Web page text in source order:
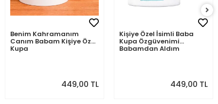
Benim Kahramanım
Canım Babam Kişiye Özel
Kupa
449,00 TL
Kişiye Özel İsimli Baba
Kupa Özgüvenimi
Babamdan Aldım
449,00 TL